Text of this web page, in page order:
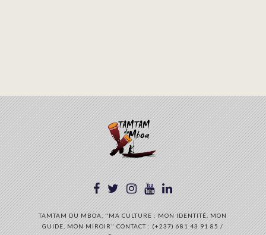
TAMTAM DU MBOA, "MA CULTURE : MON IDENTITÉ, MON
GUIDE, MON MIROIR" CONTACT : (+237) 681 43 91 85 /